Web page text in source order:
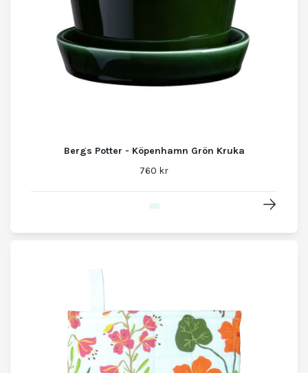
Bergs Potter - Köpenhamn Grön Kruka
760 kr